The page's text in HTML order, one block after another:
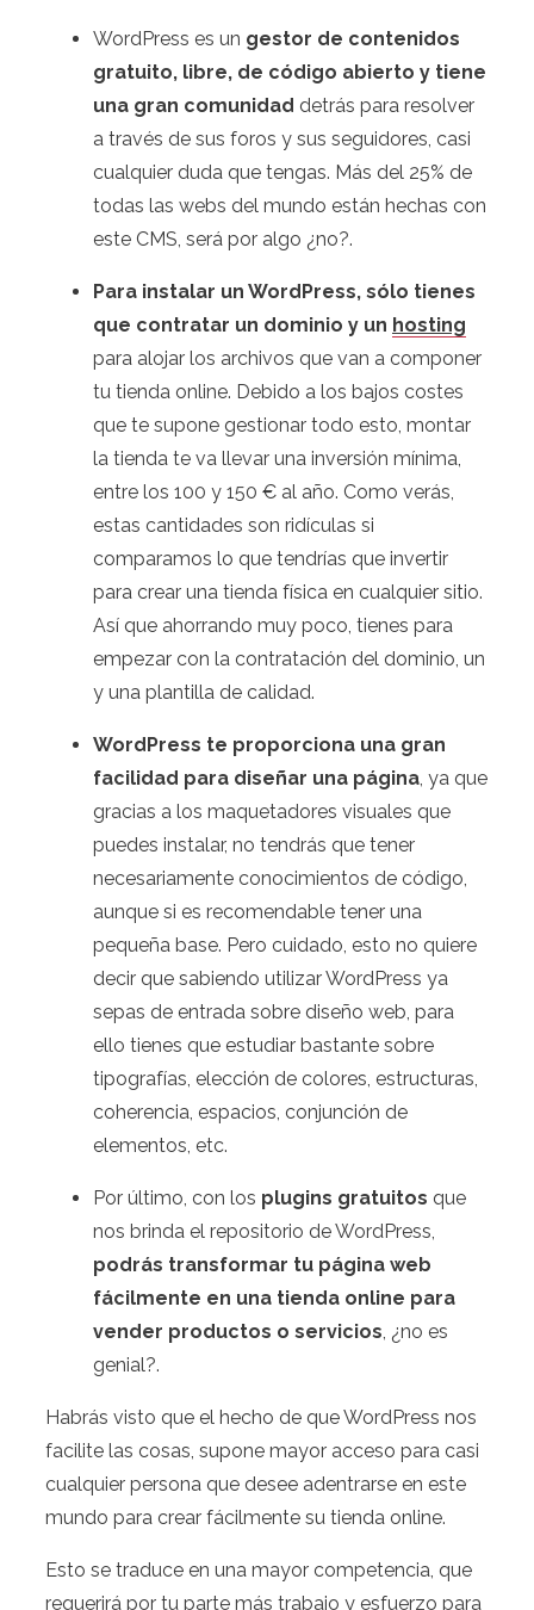
WordPress es un gestor de contenidos
gratuito, libre, de código abierto y tiene
una gran comunidad detrás para resolver
a través de sus foros y sus seguidores, casi
cualquier duda que tengas. Más del 25% de
todas las webs del mundo están hechas con
este CMS, será por algo ¿no?.
Para instalar un WordPress, sólo tienes
que contratar un dominio y un hosting
para alojar los archivos que van a componer
tu tienda online. Debido a los bajos costes
que te supone gestionar todo esto, montar
la tienda te va llevar una inversión mínima,
entre los 100 y 150 € al año. Como verás,
estas cantidades son ridículas si
comparamos lo que tendrías que invertir
para crear una tienda física en cualquier sitio.
Así que ahorrando muy poco, tienes para
empezar con la contratación del dominio, un
y una plantilla de calidad.
WordPress te proporciona una gran
facilidad para diseñar una página, ya que
gracias a los maquetadores visuales que
puedes instalar, no tendrás que tener
necesariamente conocimientos de código,
aunque si es recomendable tener una
pequeña base. Pero cuidado, esto no quiere
decir que sabiendo utilizar WordPress ya
sepas de entrada sobre diseño web, para
ello tienes que estudiar bastante sobre
tipografías, elección de colores, estructuras,
coherencia, espacios, conjunción de
elementos, etc.
Por último, con los plugins gratuitos que
nos brinda el repositorio de WordPress,
podrás transformar tu página web
fácilmente en una tienda online para
vender productos o servicios, ¿no es
genial?.
Habrás visto que el hecho de que WordPress nos
facilite las cosas, supone mayor acceso para casi
cualquier persona que desee adentrarse en este
mundo para crear fácilmente su tienda online.
Esto se traduce en una mayor competencia, que
requerirá por tu parte más trabajo y esfuerzo para